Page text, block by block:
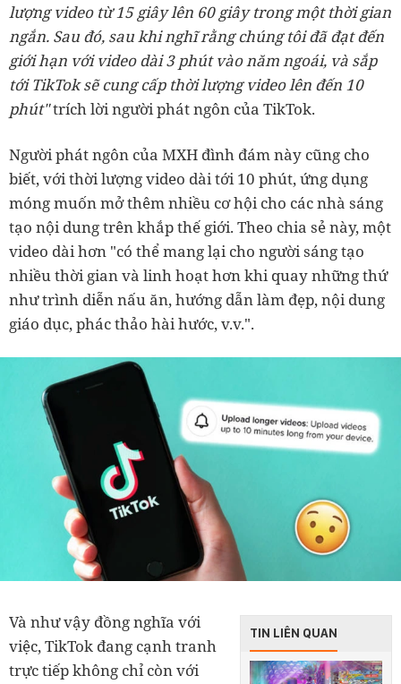
lượng video từ 15 giây lên 60 giây trong một thời gian
ngắn. Sau đó, sau khi nghĩ rằng chúng tôi đã đạt đến
giới hạn với video dài 3 phút vào năm ngoái, và sắp
tới TikTok sẽ cung cấp thời lượng video lên đến 10
phút"trích lời người phát ngôn của TikTok.
Người phát ngôn của MXH đình đám này cũng cho
biết, với thời lượng video dài tới 10 phút, ứng dụng
móng muốn mở thêm nhiều cơ hội cho các nhà sáng
tạo nội dung trên khắp thế giới. Theo chia sẻ này, một
video dài hơn "có thể mang lại cho người sáng tạo
nhiều thời gian và linh hoạt hơn khi quay những thứ
như trình diễn nấu ăn, hướng dẫn làm đẹp, nội dung
giáo dục, phác thảo hài hước, v.v.".
TIN LIÊN QUAN
Và như vậy đồng nghĩa với
việc, TikTok đang cạnh tranh
trực tiếp không chỉ còn với